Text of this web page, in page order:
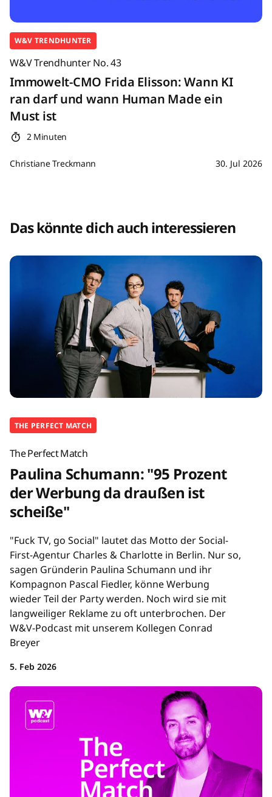
W&V TRENDHUNTER
W&V Trendhunter No. 43
Immowelt-CMO Frida Elisson: Wann KI
ran darf und wann Human Made ein
Must ist
2 Minuten
Christiane Treckmann 30. Jul 2026
Das könnte dich auch interessieren
THE PERFECT MATCH
The Perfect Match
Paulina Schumann: "95 Prozent
der Werbung da draußen ist
scheiße"
"Fuck TV, go Social" lautet das Motto der Social-
First-Agentur Charles & Charlotte in Berlin. Nur so,
sagen Gründerin Paulina Schumann und ihr
Kompagnon Pascal Fiedler, könne Werbung
wieder Teil der Party werden. Noch wird sie mit
langweiliger Reklame zu oft unterbrochen. Der
W&V-Podcast mit unserem Kollegen Conrad
Breyer
5. Feb 2026